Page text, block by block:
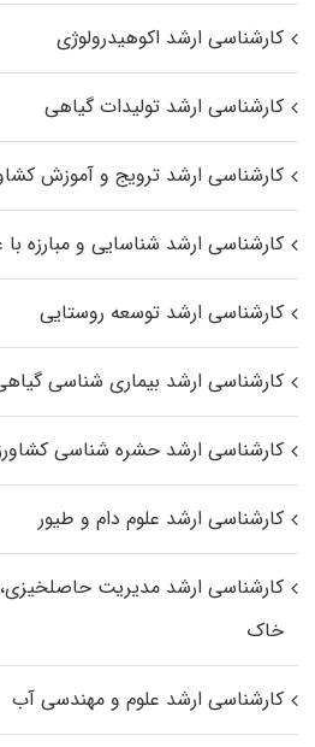
کارشناسی ارشد اکوهیدرولوژی
کارشناسی ارشد تولیدات گیاهی
کارشناسی ارشد ترویج و آموزش
کارشناسی ارشد شناسایی و مبارزه با
کارشناسی ارشد توسعه روستایی
کارشناسی ارشد بیماری‌ شناسی
کارشناسی ارشد حشره‌ شناسی
کارشناسی ارشد علوم دام و طیور
کارشناسی ارشد مدیریت
خاک
کارشناسی ارشد علوم و مهندسی آب